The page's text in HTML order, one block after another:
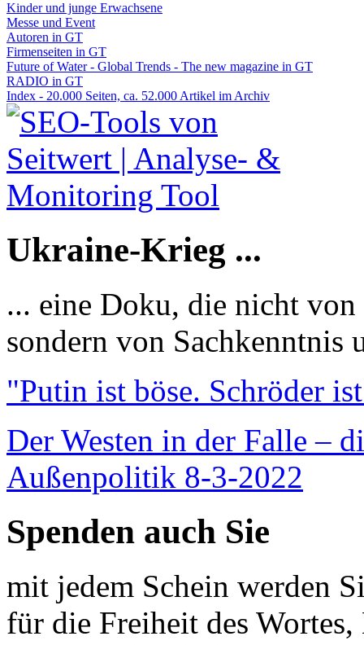
Kinder und junge Erwachsene
Messe und Event
Autoren in GT
Firmenseiten in GT
Future of Water - Global Trends - The new magazine in GT
RADIO in GT
Index - 20.000 Seiten, ca. 52.000 Artikel im Archiv
Ukraine-Krieg ...
... eine Doku, die nicht
sondern von Sachkenntnis
"Putin ist böse. Schröder
Der Westen in der Falle –
Außenpolitik 8-3-2022
Spenden auch Sie
mit jedem Schein werden
für die Freiheit des